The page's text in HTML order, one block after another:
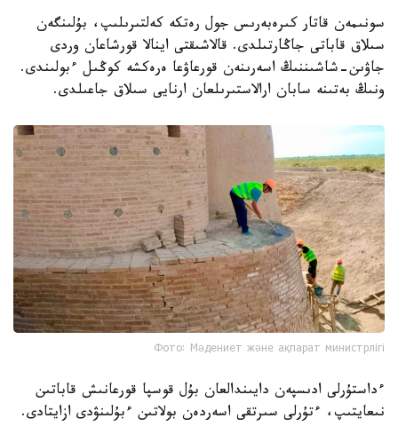
سونىمەن قاتار كىرەبەرىس جول رەتكە كەلتىرىلىپ، بۇلىنگەن
سىلاق قاباتى جاڭارتىلدى. قالاشىقتى اينالا قورشاعان وردى
جاۋىن-شاشىننىڭ اسەرىنەن قورعاۋعا ەرەكشە كوڭىل ءبولىندى.
ونىڭ بەتىنە سابان ارالاستىرىلعان ارنايى سىلاق جاعىلدى.
Фото: Мәдениет және ақпарат министрлігі
ءداستۇرلى ادىسپەن دايىندالعان بۇل قوسپا قورعانىش قاباتىن
نىعايتىپ، ءتۇرلى سىرتقى اسەردەن بولاتىن ءبۇلىنۋدى ازايتادى.